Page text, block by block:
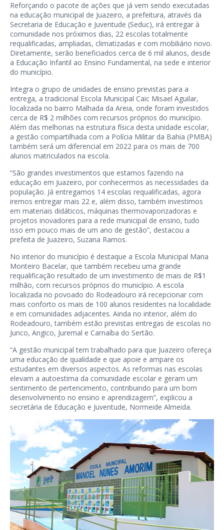
Reforçando o pacote de ações que já vem sendo executadas
na educação municipal de Juazeiro, a prefeitura, através da
Secretaria de Educação e Juventude (Seduc), irá entregar à
comunidade nos próximos dias, 22 escolas totalmente
requalificadas, ampliadas, climatizadas e com mobiliário novo.
Diretamente, serão beneficiados cerca de 6 mil alunos, desde
a Educação Infantil ao Ensino Fundamental, na sede e interior
do município.
Integra o grupo de unidades de ensino previstas para a
entrega, a tradicional Escola Municipal Caic Misael Aguilar,
localizada no bairro Malhada da Areia, onde foram investidos
cerca de R$ 2 milhões com recursos próprios do município.
Além das melhorias na estrutura física desta unidade escolar,
a gestão compartilhada com a Polícia Militar da Bahia (PMBA)
também será um diferencial em 2022 para os mais de 700
alunos matriculados na escola.
“São grandes investimentos que estamos fazendo na
educação em Juazeiro, por conhecermos as necessidades da
população. Já entregamos 14 escolas requalificadas, agora
iremos entregar mais 22 e, além disso, também investimos
em materiais didáticos, máquinas thermovaporizadoras e
projetos inovadores para a rede municipal de ensino, tudo
isso em pouco mais de um ano de gestão”, destacou a
prefeita de Juazeiro, Suzana Ramos.
No interior do município é destaque a Escola Municipal Maria
Monteiro Bacelar, que também recebeu uma grande
requalificação resultado de um investimento de mais de R$1
milhão, com recursos próprios do município. A escola
localizada no povoado do Rodeadouro irá recepcionar com
mais conforto os mais de 100 alunos residentes na localidade
e em comunidades adjacentes. Ainda no interior, além do
Rodeadouro, também estão previstas entregas de escolas no
Junco, Angico, Juremal e Carnaíba do Sertão.
“A gestão municipal tem trabalhado para que Juazeiro ofereça
uma educação de qualidade e que apoie e ampare os
estudantes em diversos aspectos. As reformas nas escolas
elevam a autoestima da comunidade escolar e geram um
sentimento de pertencimento, contribuindo para um bom
desenvolvimento no ensino e aprendizagem”, explicou a
secretária de Educação e Juventude, Normeide Almeida.